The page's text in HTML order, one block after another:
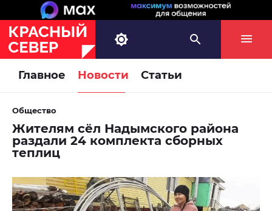
Главное Новости Статьи
Общество
Жителям сёл Надымского района
раздали 24 комплекта сборных
теплиц